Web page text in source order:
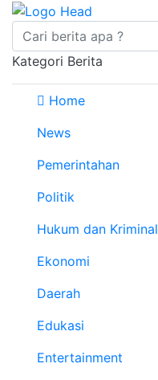
Kategori Berita
Home
News
Pemerintahan
Politik
Hukum dan Kriminal
Ekonomi
Daerah
Edukasi
Entertainment